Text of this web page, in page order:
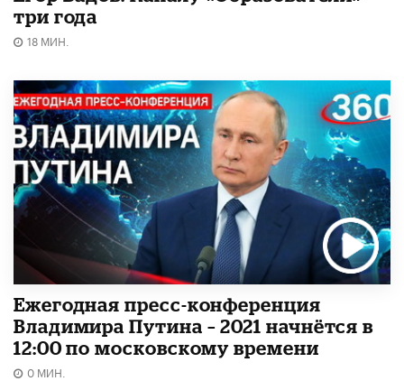
три года
18 МИН.
Ежегодная пресс-конференция
Владимира Путина – 2021 начнётся в
12:00 по московскому времени
0 МИН.